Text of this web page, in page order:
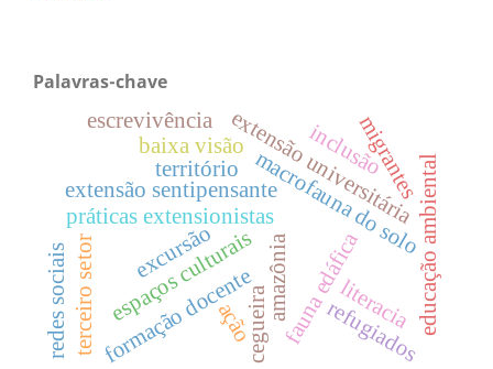
Palavras-chave
espaços culturais
práticas extensionistas
amazônia
macrofauna do solo
fauna edáfica educação ambiental
formação docente
extensão universitária
terceiro setor
extensão sentipensante
território
refugiados
migrantes
cegueira
baixa visão
literacia
ação
inclusão
escrevivência
redes sociais excursão